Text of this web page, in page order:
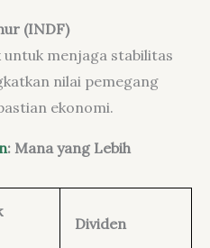
(INDF)
untuk menjaga stabilitas
nilai pemegang
ekonomi.
: Mana yang Lebih
Dividen